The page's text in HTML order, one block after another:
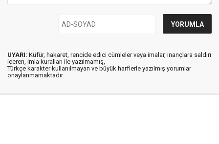
UYARI: Küfür, hakaret, rencide edici cümleler veya imalar, inançlara saldırı
içeren, imla kuralları ile yazılmamış,
Türkçe karakter kullanılmayan ve büyük harflerle yazılmış yorumlar
onaylanmamaktadır.